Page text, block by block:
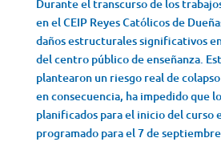
Durante el transcurso de los
en el CEIP Reyes Católicos de
daños estructurales significativos
del centro público de enseñanza.
plantearon un riesgo real de
en consecuencia, ha impedido que
planificados para el inicio del curso
programado para el 7 de